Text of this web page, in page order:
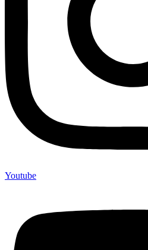
Youtube